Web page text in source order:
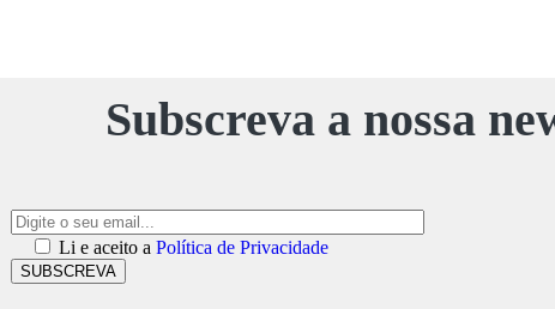
Subscreva a nossa
Li e aceito aPolítica de Privacidade
SUBSCREVA